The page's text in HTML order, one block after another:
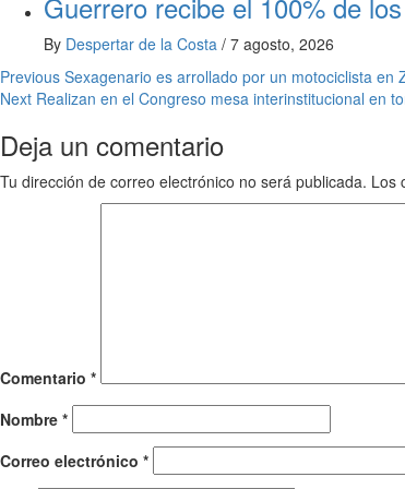
By Despertar de la Costa / 7 agosto, 2026
Post
navigation
Previous Sexagenario es arrollado por un motociclista en
Next Realizan en el Congreso mesa interinstitucional en
Deja un comentario
Tu dirección de correo electrónico no será publicada. Los
Comentario *
Nombre *
Correo electrónico *